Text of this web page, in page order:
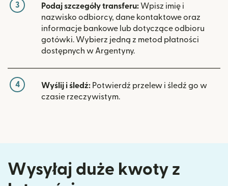
3 Podaj szczegóły transferu: Wpisz imię i
nazwisko odbiorcy, dane kontaktowe oraz
informacje bankowe lub dotyczące odbioru
gotówki. Wybierz jedną z metod płatności
dostępnych w Argentyny.
4 Wyślij i śledź: Potwierdź przelew i śledź go w
czasie rzeczywistym.
Wysyłaj duże kwoty z